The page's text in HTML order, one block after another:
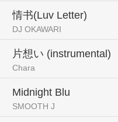
情书(Luv Letter)
DJ OKAWARI
片想い (instrumental)
Chara
Midnight Blu
SMOOTH J